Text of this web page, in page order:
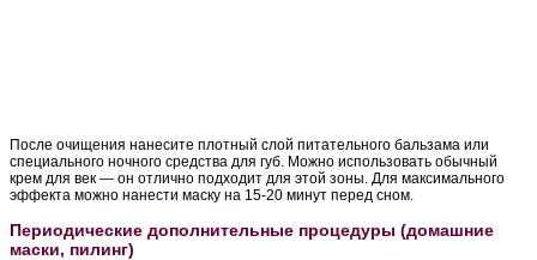
После очищения нанесите плотный слой питательного бальзама или
специального ночного средства для губ. Можно использовать обычный
крем для век — он отлично подходит для этой зоны. Для максимального
эффекта можно нанести маску на 15-20 минут перед сном.
Периодические дополнительные процедуры (домашние
маски, пилинг)